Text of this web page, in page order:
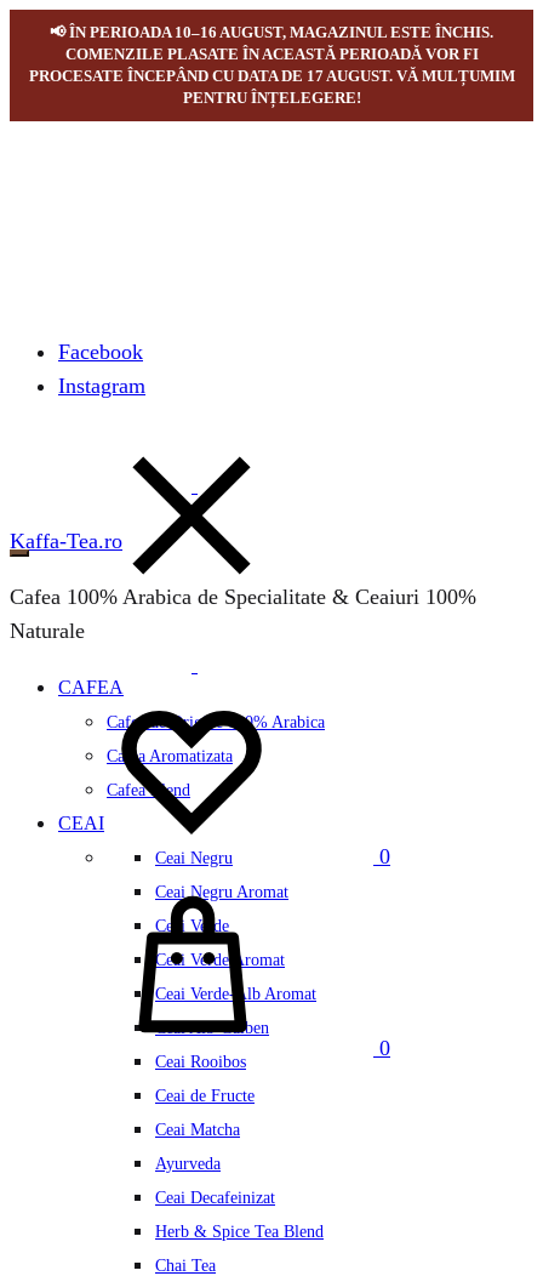
📢 ÎN PERIOADA 10–16 AUGUST, MAGAZINUL ESTE ÎNCHIS.
COMENZILE PLASATE ÎN ACEASTĂ PERIOADĂ VOR FI
PROCESATE ÎNCEPÂND CU DATA DE 17 AUGUST. VĂ MULȚUMIM
PENTRU ÎNȚELEGERE!
Facebook
Instagram
Kaffa-Tea.ro
Cafea 100% Arabica de Specialitate & Ceaiuri 100%
Naturale
CAFEA
Cafea de Origine 100% Arabica
Cafea Aromatizata
Cafea Blend
CEAI
Ceai Negru
Ceai Negru Aromat
Ceai Verde
Ceai Verde Aromat
Ceai Verde-Alb Aromat
Ceai Alb-Galben
Ceai Rooibos
Ceai de Fructe
Ceai Matcha
Ayurveda
Ceai Decafeinizat
Herb & Spice Tea Blend
Chai Tea
0
0